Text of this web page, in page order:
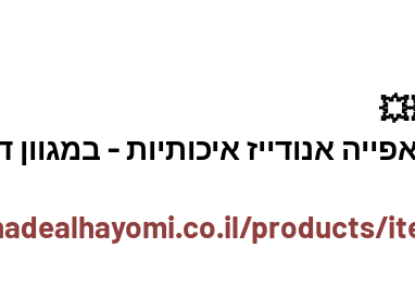
אנודייז איכותיות -
products/